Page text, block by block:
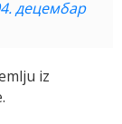
децембар
iz